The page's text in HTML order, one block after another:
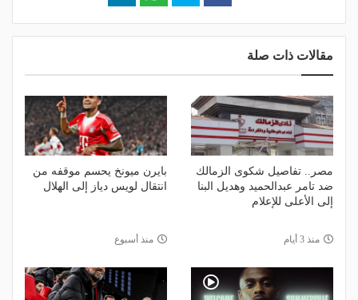
مقالات ذات صلة
مصر.. تفاصيل شكوى الزمالك
ضد تامر عبدالحميد وهديل البنا
إلى الأعلى للإعلام
منذ 3 أيام
بايرن ميونخ يحسم موقفه من
انتقال لويس دياز إلى الهلال
منذ أسبوع